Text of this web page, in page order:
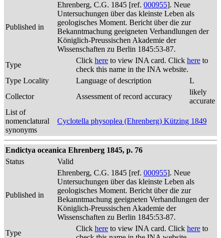
Published in
Ehrenberg, C.G. 1845 [ref. 000955]. Neue
Untersuchungen über das kleinste Leben als
geologisches Moment. Bericht über die zur
Bekanntmachung geeigneten Verhandlungen der
Königlich-Preussischen Akademie der
Wissenschaften zu Berlin 1845:53-87.
Type
Click here to view INA card. Click here to
check this name in the INA website.
Type Locality
Language of description
L
Collector
Assessment of record accuracy
likely
accurate
List of
nomenclatural
synonyms
Cyclotella physoplea (Ehrenberg) Kützing 1849
Endictya oceanica Ehrenberg 1845, p. 76
Status
Valid
Published in
Ehrenberg, C.G. 1845 [ref. 000955]. Neue
Untersuchungen über das kleinste Leben als
geologisches Moment. Bericht über die zur
Bekanntmachung geeigneten Verhandlungen der
Königlich-Preussischen Akademie der
Wissenschaften zu Berlin 1845:53-87.
Type
Click here to view INA card. Click here to